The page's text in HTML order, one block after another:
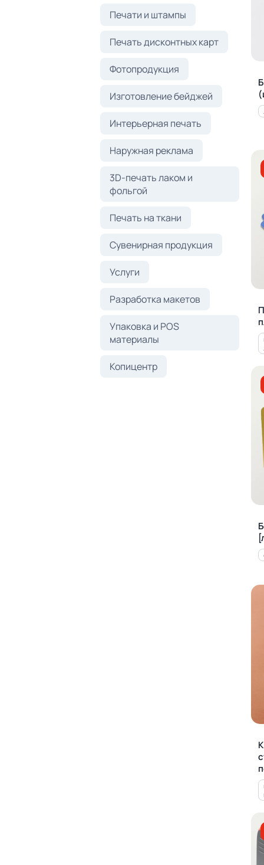
Печати и штампы
Печать дисконтных карт
Фотопродукция
Изготовление бейджей
Интерьерная печать
Наружная реклама
3D-печать лаком и
фольгой
Печать на ткани
Сувенирная продукция
Услуги
Разработка макетов
Упаковка и POS
материалы
Копицентр